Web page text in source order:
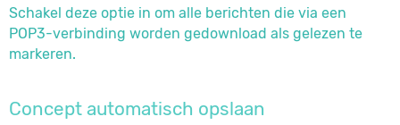
Schakel deze optie in om alle berichten die via een
POP3-verbinding worden gedownload als gelezen te
markeren.
Concept automatisch opslaan